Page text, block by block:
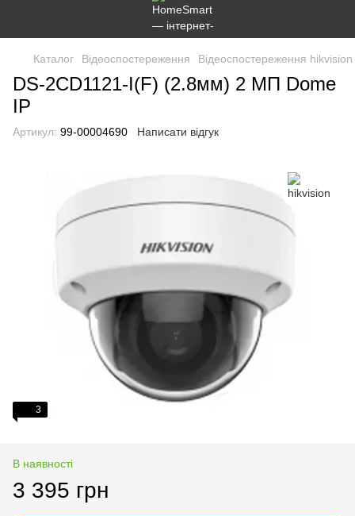
Каталог Відеоспостереження Відеоспостереження hikvision
DS-2CD1121-I(F) (2.8мм) 2 МП Dome
IP
Артикул: 99-00004690 Написати відгук
3
В наявності
3 395 грн